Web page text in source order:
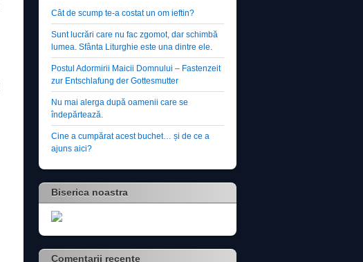
Cât de scump te-a costat un om ieftin?
Sunt lucrări care nu fac zgomot, dar schimbă
lumea. Sfânta Liturghie este una dintre ele.
Postul Adormirii Maicii Domnului – Fastenzeit
zur Entschlafung der Gottesmutter
Nu mai alerga după oamenii care se
îndepărtează.
Cine a cumpărat acest buchet… și de ce a
ajuns aici?
Biserica noastra
Comentarii recente